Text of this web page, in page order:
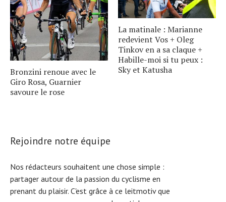
Bronzini renoue avec le
Giro Rosa, Guarnier
savoure le rose
La matinale : Marianne
redevient Vos + Oleg
Tinkov en a sa claque +
Habille-moi si tu peux :
Sky et Katusha
Rejoindre notre équipe
Nos rédacteurs souhaitent une chose simple :
partager autour de la passion du cyclisme en
prenant du plaisir. C'est grâce à ce leitmotiv que